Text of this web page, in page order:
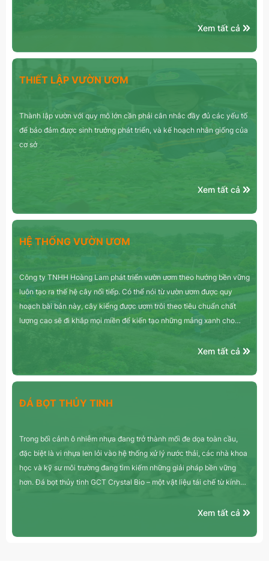
Xem tất cả
THIẾT LẬP VƯỜN ƯƠM
Thành lập vườn với quy mô lớn cần phải cân nhắc đầy đủ các yếu tố
để bảo đảm được sinh trưởng phát triển, và kế hoạch nhân giống của
cơ sở
Xem tất cả
HỆ THỐNG VƯỜN ƯƠM
Công ty TNHH Hoàng Lam phát triển vườn ươm theo hướng bền vững
luôn tạo ra thế hệ cây nối tiếp. Có thể nói từ vườn ươm được quy
hoạch bài bản này, cây kiểng được ươm trôi theo tiêu chuẩn chất
lượng cao sẽ đi khắp mọi miền để kiến tạo những mảng xanh cho
Xem tất cả
ĐÁ BỌT THỦY TINH
Trong bối cảnh ô nhiễm nhựa đang trở thành mối đe dọa toàn cầu,
đặc biệt là vi nhựa len lỏi vào hệ thống xử lý nước thải, các nhà khoa
học và kỹ sư môi trường đang tìm kiếm những giải pháp bền vững
hơn. Đá bọt thủy tinh GCT Crystal Bio – một vật liệu tái chế từ kính
sinh học bằng nhựa truyền thống trong các hệ thống xử lý nước thải
thiểu rác thải nhựa và vi nhựa, Đá bọt thủy tinh GCT Crystal Bio còn
Xem tất cả